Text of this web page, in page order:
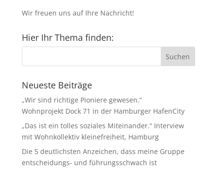
Wir freuen uns auf Ihre Nachricht!
Hier Ihr Thema finden:
Neueste Beiträge
„Wir sind richtige Pioniere gewesen.“
Wohnprojekt Dock 71 in der Hamburger HafenCity
„Das ist ein tolles soziales Miteinander.“ Interview
mit Wohnkollektiv kleinefreiheit, Hamburg
Die 5 deutlichsten Anzeichen, dass meine Gruppe
entscheidungs- und führungsschwach ist